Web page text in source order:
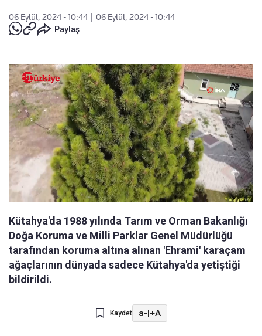
06 Eylül, 2024 - 10:44
06 Eylül, 2024 - 10:44
Paylaş
Kütahya'da 1988 yılında Tarım ve Orman Bakanlığı
Doğa Koruma ve Milli Parklar Genel Müdürlüğü
tarafından koruma altına alınan 'Ehrami' karaçam
ağaçlarının dünyada sadece Kütahya'da yetiştiği
bildirildi.
Kaydet a-|+A